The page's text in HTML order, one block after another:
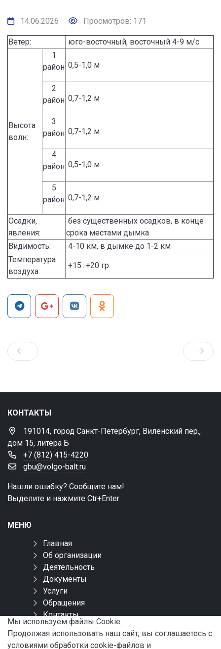
14.06.2026 Просмотров: 171
Ветер: юго-восточный, восточный 4-9 м/с
Высота
волн:
1
район 0,5-1,0 м
2
район 0,7-1,2 м
3
район 0,7-1,2 м
4
район 0,5-1,0 м
5
район 0,7-1,2 м
Осадки,
явления:
без существенных осадков, в конце
срока местами дымка
Видимость:
4-10 км, в дымке до 1-2 км
Температура
воздуха:
+15...+20 гр.
КОНТАКТЫ
191014, город Санкт-Петербург, Виленский пер.,
дом 15, литера Б
+7 (812) 415-4220
gbu@volgo-balt.ru
Нашли ошибку? Сообщите нам!
Выделите и нажмите Ctr+Enter
МЕНЮ
Главная
Об организации
Деятельность
Документы
Услуги
Обращения
Контакты
Карта сайта
Мы используем файлы Сookie
Продолжая использовать наш сайт, вы соглашаетесь с
условиями обработки cookie-файлов и